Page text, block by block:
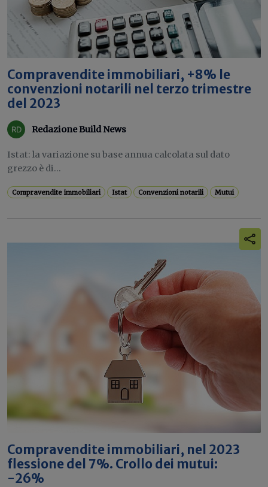
Compravendite immobiliari, +8% le
convenzioni notarili nel terzo trimestre
del 2023
Redazione Build News
Istat: la variazione su base annua calcolata sul dato
grezzo è di...
Compravendite immobiliari Istat Convenzioni notarili Mutui
Compravendite immobiliari, nel 2023
flessione del 7%. Crollo dei mutui:
-26%